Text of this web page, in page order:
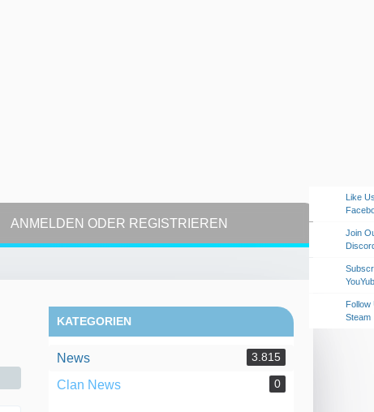
ANMELDEN ODER REGISTRIEREN
KATEGORIEN
News 3.815
Clan News 0
Like
Join
Follow
Steam